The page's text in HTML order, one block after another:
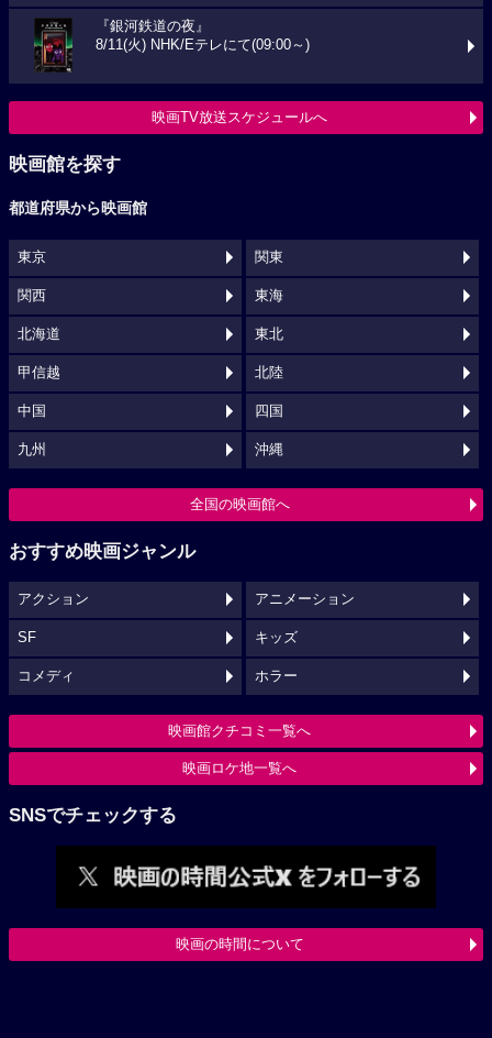
『銀河鉄道の夜』
8/11(火) NHK/Eテレにて(09:00～)
映画TV放送スケジュールへ
映画館を探す
都道府県から映画館
東京 関東
関西 東海
北海道 東北
甲信越 北陸
中国 四国
九州 沖縄
全国の映画館へ
おすすめ映画ジャンル
アクション アニメーション
SF キッズ
コメディ ホラー
映画館クチコミ一覧へ
映画ロケ地一覧へ
SNSでチェックする
映画の時間について